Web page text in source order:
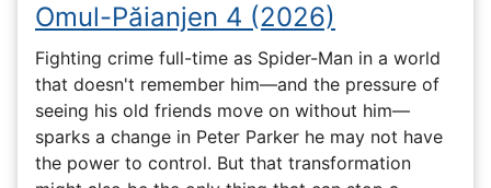
Omul-Păianjen 4 (2026)
Fighting crime full-time as Spider-Man in a world
that doesn't remember him—and the pressure of
seeing his old friends move on without him—
sparks a change in Peter Parker he may not have
the power to control. But that transformation